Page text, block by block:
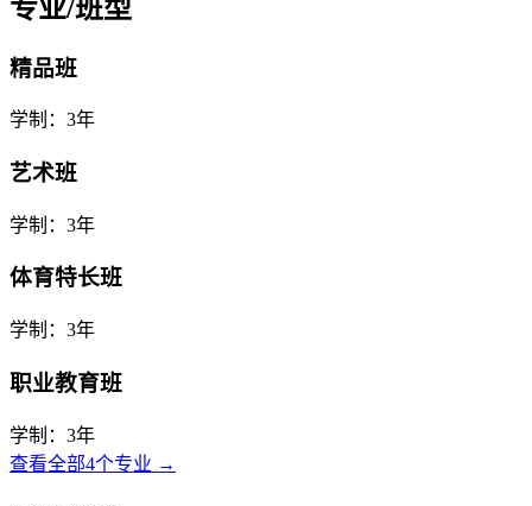
专业/班型
精品班
学制：3年
艺术班
学制：3年
体育特长班
学制：3年
职业教育班
学制：3年
查看全部4个专业 →